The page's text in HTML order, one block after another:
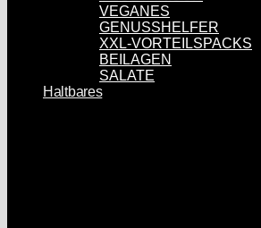
VEGANES
GENUSSHELFER
XXL-VORTEILSPACKS
BEILAGEN
SALATE
Haltbares